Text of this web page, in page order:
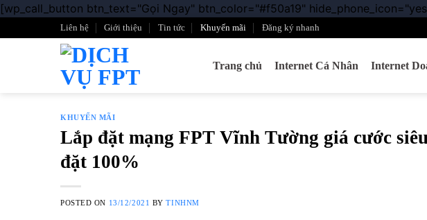
[wp_call_button btn_text="Gọi Ngay" btn_color="#f50a19"
Liên hệ Giới thiệu Tin tức Khuyến mãi Đăng ký nhanh
Trang chủ Internet Cá Nhân Internet
KHUYẾN MÃI
Lắp đặt mạng FPT Vĩnh Tường giá cước
đặt 100%
POSTED ON 13/12/2021 BYTINHNM